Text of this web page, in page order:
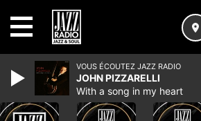
VOUS ÉCOUTEZ JAZZ RADIO
JOHN PIZZARELLI
With a song in my heart